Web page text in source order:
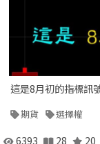
這是8月初的指標
期貨 選擇權
6393 28 20